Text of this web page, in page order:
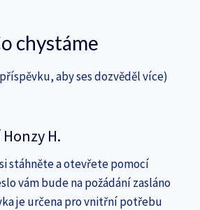
chystáme
aby ses dozvěděl více)
H.
stáhněte a otevřete pomocí
vám bude na požádání zasláno
je určena pro vnitřní potřebu